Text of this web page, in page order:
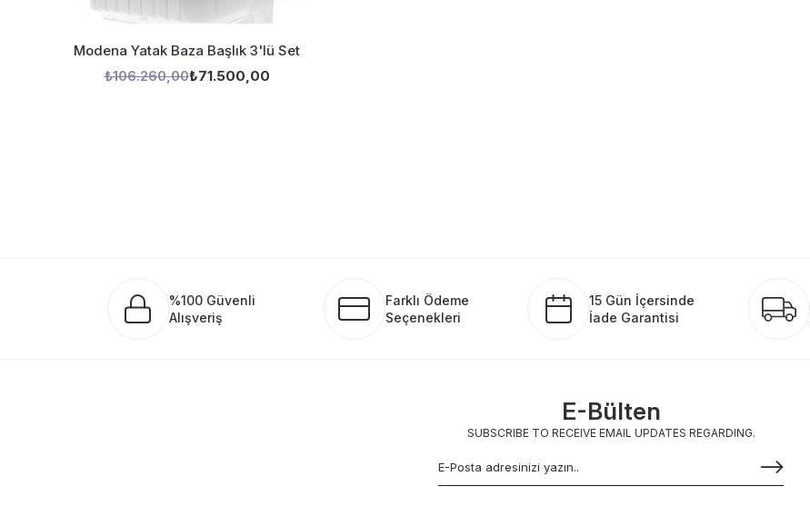
Modena Yatak Baza Başlık 3'lü Set
₺71.500,00
₺106.260,00
%100 Güvenli
Alışveriş
Farklı Ödeme
Seçenekleri
15 Gün İçersinde
İade Garantisi
E-Bülten
SUBSCRIBE TO RECEIVE EMAIL UPDATES REGARDING.